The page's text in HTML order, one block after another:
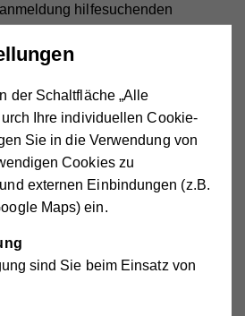
hilfesuchenden
ehrenamtliche Berater/innen
Nachbarschaftszentrum 15 –
einen Überblick über soziale
in Wien. Sie helfen beim
und leiten die Klienten/innen
ihr Problem relevanten
engagieren sich 62 Personen
(Studierende, Senioren/innen,
innen, auch
der Schaltfläche „Alle
Ihre individuellen Cookie-
Sie in die Verwendung von
Cookies zu
externen Einbindungen (z.B.
Maps) ein.
sind Sie beim Einsatz von